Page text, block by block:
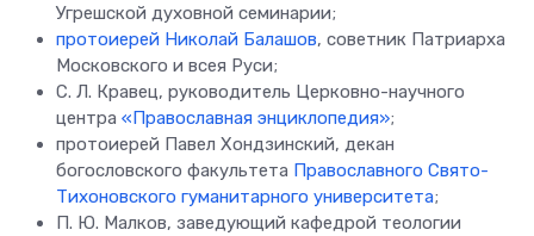
Угрешской духовной семинарии;
протоиерей Николай Балашов, советник Патриарха
Московского и всея Руси;
С. Л. Кравец, руководитель Церковно-научного
центра «Православная энциклопедия»;
протоиерей Павел Хондзинский, декан
богословского факультета Православного Свято-
Тихоновского гуманитарного университета;
П. Ю. Малков, заведующий кафедрой теологии